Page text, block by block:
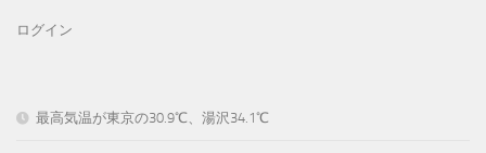
ログイン
最高気温が東京の30.9℃、湯沢34.1℃